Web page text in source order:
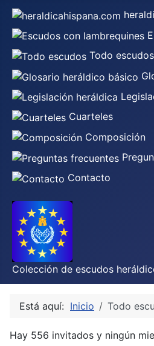
Todo escudos
Cuarteles
Composición
Contacto
Colección de escudos
Está aquí: Inicio Todo
Hay 556 invitados y ningún